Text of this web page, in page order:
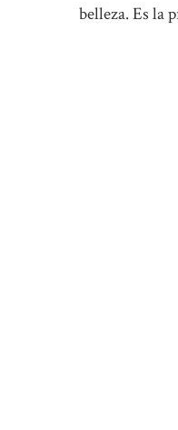
belleza. Es la